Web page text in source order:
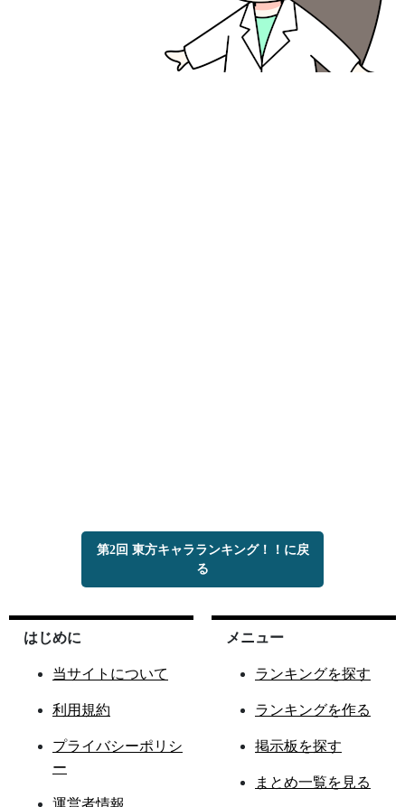
第2回 東方キャラランキング！！に戻
る
はじめに
当サイトについて
利用規約
プライバシーポリシ
ー
運営者情報
メニュー
ランキングを探す
ランキングを作る
掲示板を探す
まとめ一覧を見る